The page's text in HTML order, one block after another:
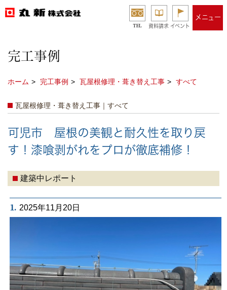
TEL 資料請求 イベント
メニュー
完工事例
ホーム 完工事例 瓦屋根修理・葺き替え工事 すべて
瓦屋根修理・葺き替え工事｜すべて
可児市 屋根の美観と耐久性を取り戻
す！漆喰剥がれをプロが徹底補修！
建築中レポート
1. 2025年11月20日